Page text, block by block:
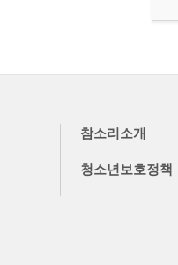
참소리소개
청소년보호정책